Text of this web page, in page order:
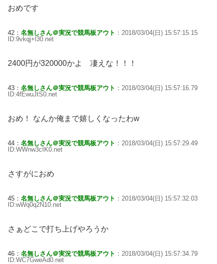
おめです
42： 名無しさん＠実況で競馬板アウト ：2018/03/04(日) 15:57:15.15
ID:9vkqj+l30.net
2400円が320000かよ 凄えな！！！
43： 名無しさん＠実況で競馬板アウト ：2018/03/04(日) 15:57:16.79
ID:4fEwuJtS0.net
おめ！ なんか俺まで嬉しくなったわw
44： 名無しさん＠実況で競馬板アウト ：2018/03/04(日) 15:57:29.49
ID:WWnw3cIK0.net
さすがにおめ
45： 名無しさん＠実況で競馬板アウト ：2018/03/04(日) 15:57:32.03
ID:wWq0q2N10.net
さぁどこで打ち上げやろうか
46： 名無しさん＠実況で競馬板アウト ：2018/03/04(日) 15:57:34.79
ID:WC7GweAd0.net